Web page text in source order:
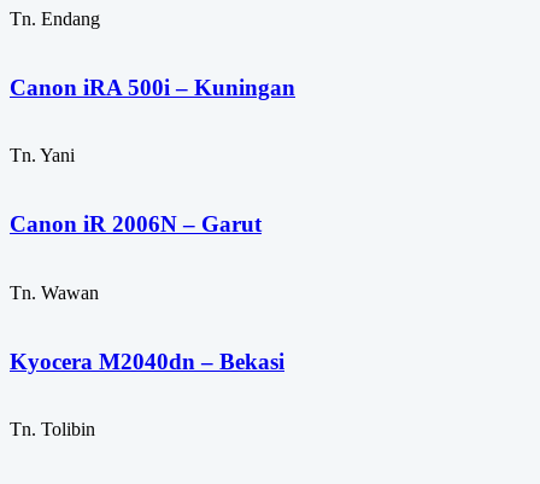
Tn. Endang
Canon iRA 500i – Kuningan
Tn. Yani
Canon iR 2006N – Garut
Tn. Wawan
Kyocera M2040dn – Bekasi
Tn. Tolibin